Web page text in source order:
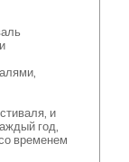
и
год,
временем